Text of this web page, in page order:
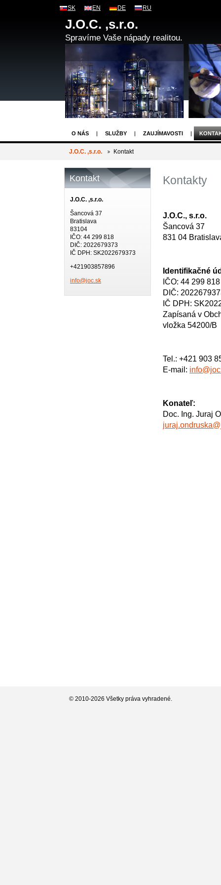
J.O.C. ,s.r.o.
Spravíme Vaše nápady realitou.
O NÁS SLUŽBY ZAUJÍMAVOSTI
J.O.C. ,s.r.o. Kontakt
Kontakty
J.O.C., s.r.o.
Šancová 37
831 04
Identifikačné
IČO: 44 299 818
DIČ:
IČ DPH:
Zapísaná v
vložka 54200/B
Tel.: +421 903
E-mail:
Konateľ:
Doc. Ing. Juraj
Kontakt
J.O.C. ,s.r.o.
Šancová 37
Bratislava
83104
IČO: 44 299 818
DIČ: 2022679373
IČ DPH: SK2022679373
+421903857896
info@joc.sk
SK EN DE RU
© 2010-2026 Všetky práva vyhradené.